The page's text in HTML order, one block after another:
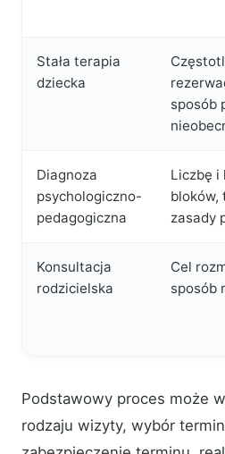
Stała terapia
dziecka
sposób
Diagnoza
psychologiczno-
pedagogiczna
Liczbę i
bloków,
zasady
Konsultacja
rodzicielska
Cel
sposób
Podstawowy proces może
rodzaju wizyty, wybór